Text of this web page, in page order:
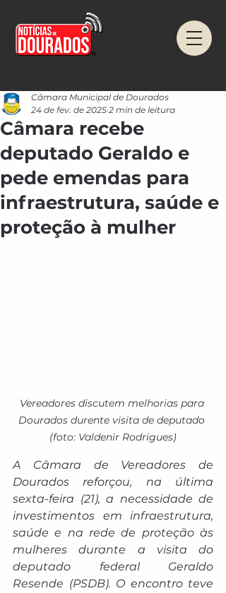
Câmara recebe
deputado Geraldo e
pede emendas para
infraestrutura, saúde e
proteção à mulher
Câmara Municipal de Dourados
24 de fev. de 2025 2 min de leitura
Vereadores discutem melhorias para
Dourados durente visita de deputado
(foto: Valdenir Rodrigues)
A Câmara de Vereadores de
Dourados reforçou, na última
sexta-feira (21), a necessidade de
investimentos em infraestrutura,
saúde e na rede de proteção às
mulheres durante a visita do
deputado federal Geraldo
Resende (PSDB). O encontro teve